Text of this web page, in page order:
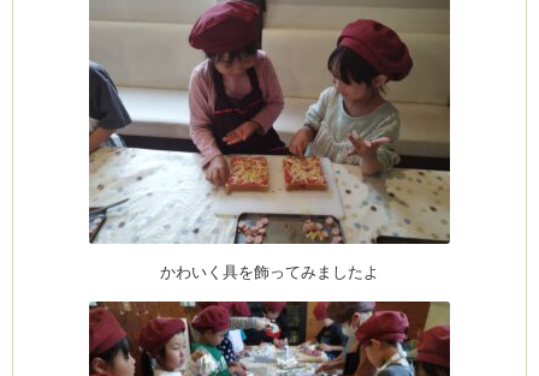
かわいく具を飾ってみましたよ